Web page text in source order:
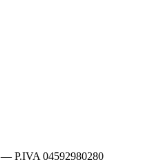
— P.IVA 04592980280